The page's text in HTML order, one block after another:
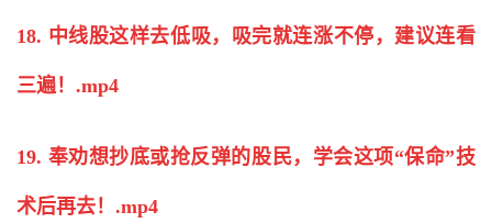
18. 中线股这样去低吸，吸完就连涨不停，建议连看
三遍！.mp4
19. 奉劝想抄底或抢反弹的股民，学会这项“保命”技
术后再去！.mp4